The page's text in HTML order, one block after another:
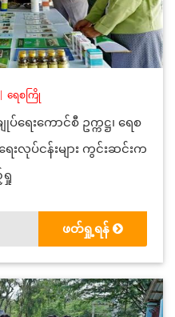
ရေစကြို
ေးကောင်စီ ဥက္ကဋ္ဌ၊ ရေစ
လုပ်ငန်းများ ကွင်းဆင်းက
ဖတ်ရှု့ရန်